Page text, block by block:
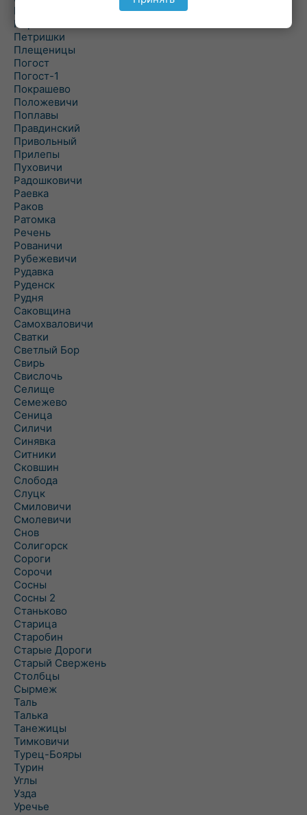
Пастовичи
Першаи
Петришки
Плещеницы
Погост
Погост-1
Покрашево
Положевичи
Поплавы
Правдинский
Привольный
Прилепы
Пуховичи
Радошковичи
Раевка
Раков
Ратомка
Речень
Рованичи
Рубежевичи
Рудавка
Руденск
Рудня
Саковщина
Самохваловичи
Сватки
Светлый Бор
Свирь
Свислочь
Селище
Семежево
Сеница
Силичи
Синявка
Ситники
Сковшин
Слобода
Слуцк
Смиловичи
Смолевичи
Снов
Солигорск
Сороги
Сорочи
Сосны
Сосны 2
Станьково
Старица
Старобин
Старые Дороги
Старый Свержень
Столбцы
Сырмеж
Таль
Талька
Танежицы
Тимковичи
Турец-Бояры
Турин
Углы
Узда
Уречье